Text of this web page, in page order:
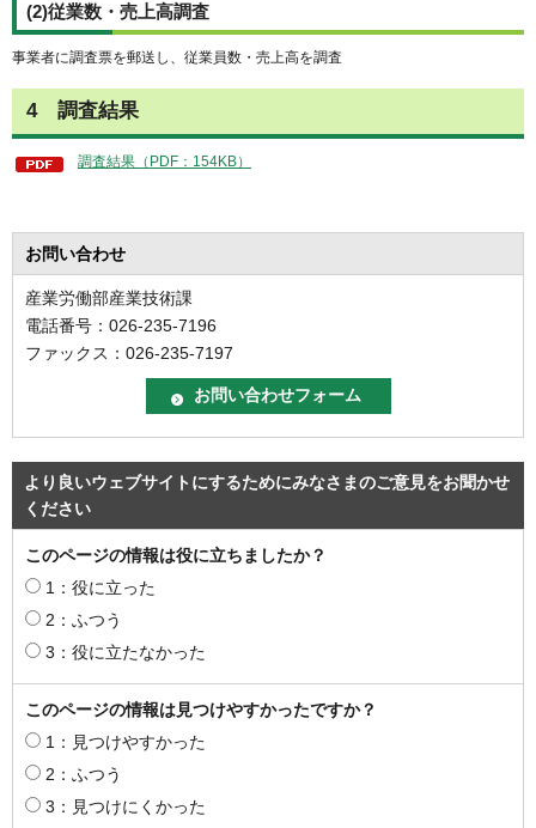
(2)従業数・売上高調査
事業者に調査票を郵送し、従業員数・売上高を調査
4 調査結果
調査結果（PDF：154KB）
お問い合わせ
産業労働部産業技術課
電話番号：026-235-7196
ファックス：026-235-7197
より良いウェブサイトにするためにみなさまのご意見をお聞かせ
ください
このページの情報は役に立ちましたか？
1：役に立った
2：ふつう
3：役に立たなかった
このページの情報は見つけやすかったですか？
1：見つけやすかった
2：ふつう
3：見つけにくかった